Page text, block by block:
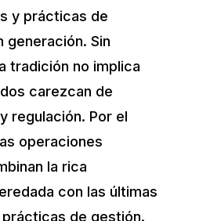
y prácticas de
generación. Sin
tradición no implica
carezcan de
regulación. Por el
operaciones
la rica
con las últimas
de gestión.